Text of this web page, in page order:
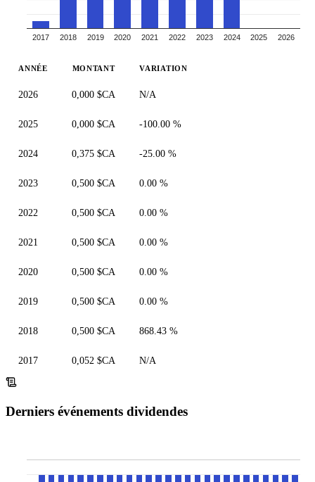
2017 2018 2019 2020 2021 2022 2023 2024 2025 2026
ANNÉE MONTANT VARIATION
2026 0,000 $CA N/A
2025 0,000 $CA -100.00 %
2024 0,375 $CA -25.00 %
2023 0,500 $CA 0.00 %
2022 0,500 $CA 0.00 %
2021 0,500 $CA 0.00 %
2020 0,500 $CA 0.00 %
2019 0,500 $CA 0.00 %
2018 0,500 $CA 868.43 %
2017 0,052 $CA N/A
Derniers événements dividendes